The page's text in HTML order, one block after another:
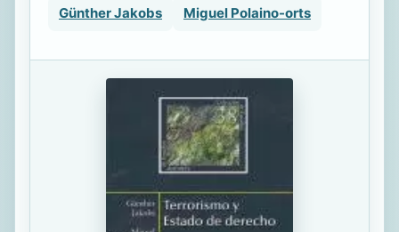
Günther Jakobs Miguel Polaino-orts